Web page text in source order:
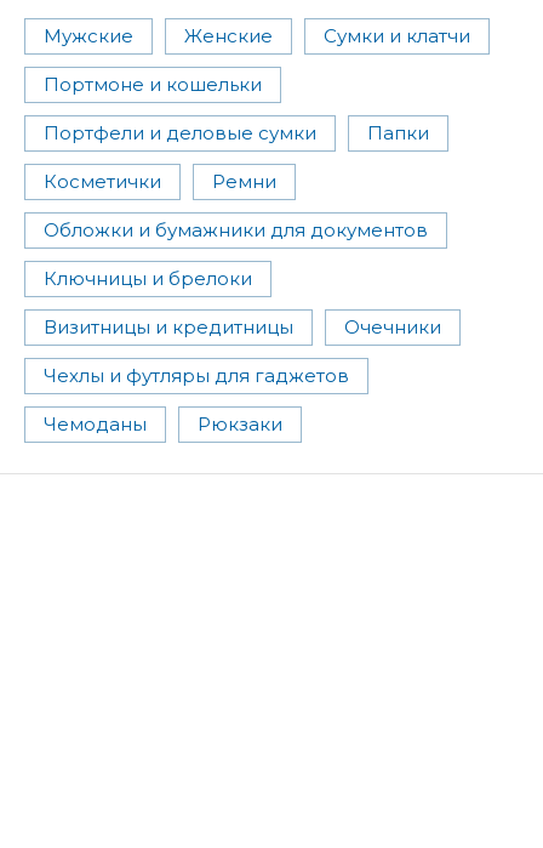
Мужские Женские Сумки и клатчи
Портмоне и кошельки
Портфели и деловые сумки Папки
Косметички Ремни
Обложки и бумажники для документов
Ключницы и брелоки
Визитницы и кредитницы Очечники
Чехлы и футляры для гаджетов
Чемоданы Рюкзаки